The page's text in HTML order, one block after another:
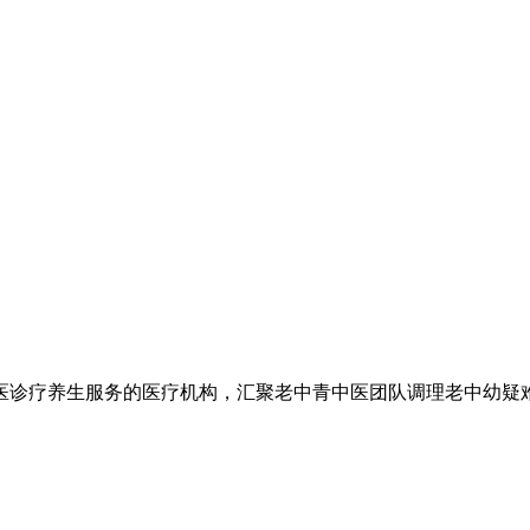
疗养生服务的医疗机构，汇聚老中青中医团队调理老中幼疑